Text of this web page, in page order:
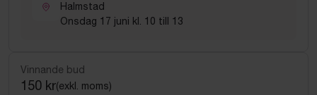
Halmstad
Onsdag 17 juni kl. 10 till 13
Vinnande bud
150 kr(exkl. moms)